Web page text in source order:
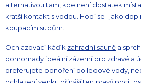
alternativou tam, kde není dostatek
kratší kontakt s vodou. Hodí se i jako
koupacím sudům.
Ochlazovací káď k zahradní sauně a
dohromady ideální zázemí pro zdravé a
preferujete ponoření do ledové vody,